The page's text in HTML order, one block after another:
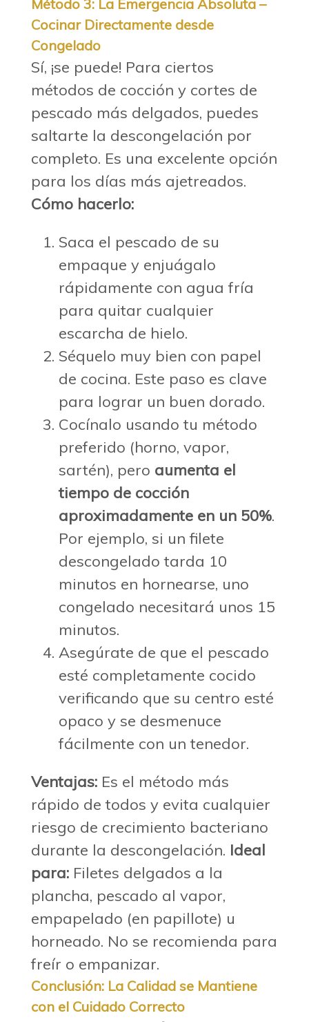
Método 3: La Emergencia Absoluta –
Cocinar Directamente desde
Congelado
Sí, ¡se puede! Para ciertos
métodos de cocción y cortes de
pescado más delgados, puedes
saltarte la descongelación por
completo. Es una excelente opción
para los días más ajetreados.
Cómo hacerlo:
Saca el pescado de su
empaque y enjuágalo
rápidamente con agua fría
para quitar cualquier
escarcha de hielo.
Séquelo muy bien con papel
de cocina. Este paso es clave
para lograr un buen dorado.
Cocínalo usando tu método
preferido (horno, vapor,
sartén), pero aumenta el
tiempo de cocción
aproximadamente en un 50%.
Por ejemplo, si un filete
descongelado tarda 10
minutos en hornearse, uno
congelado necesitará unos 15
minutos.
Asegúrate de que el pescado
esté completamente cocido
verificando que su centro esté
opaco y se desmenuce
fácilmente con un tenedor.
Ventajas: Es el método más
rápido de todos y evita cualquier
riesgo de crecimiento bacteriano
durante la descongelación. Ideal
para: Filetes delgados a la
plancha, pescado al vapor,
empapelado (en papillote) u
horneado. No se recomienda para
freír o empanizar.
Conclusión: La Calidad se Mantiene
con el Cuidado Correcto